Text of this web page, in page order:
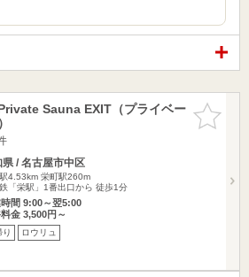
お気に入
りに追加
Sauna EXIT（プライベー
県 / 名古屋市中区
4.53km 栄町駅260m
「栄駅」1番出口から 徒歩1分
間 9:00～翌5:00
料金 3,500円～
り ロウリュ